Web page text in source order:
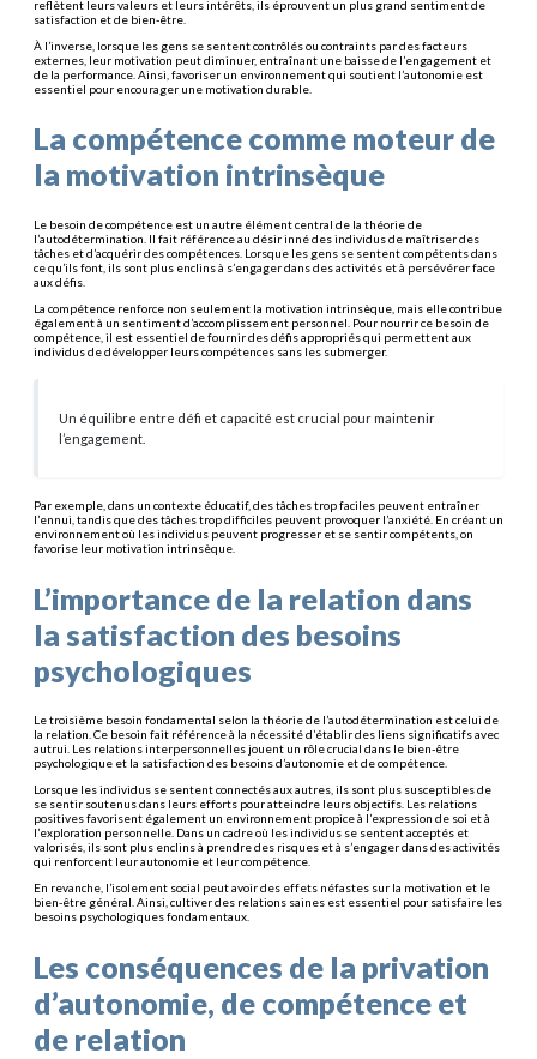
reflètent leurs valeurs et leurs intérêts, ils éprouvent un plus grand sentiment de
satisfaction et de bien-être.
À l’inverse, lorsque les gens se sentent contrôlés ou contraints par des facteurs
externes, leur motivation peut diminuer, entraînant une baisse de l’engagement et
de la performance. Ainsi, favoriser un environnement qui soutient l’autonomie est
essentiel pour encourager une motivation durable.
La compétence comme moteur de
la motivation intrinsèque
Le besoin de compétence est un autre élément central de la théorie de
l’autodétermination. Il fait référence au désir inné des individus de maîtriser des
tâches et d’acquérir des compétences. Lorsque les gens se sentent compétents dans
ce qu’ils font, ils sont plus enclins à s’engager dans des activités et à persévérer face
aux défis.
La compétence renforce non seulement la motivation intrinsèque, mais elle contribue
également à un sentiment d’accomplissement personnel. Pour nourrir ce besoin de
compétence, il est essentiel de fournir des défis appropriés qui permettent aux
individus de développer leurs compétences sans les submerger.
Un équilibre entre défi et capacité est crucial pour maintenir
l’engagement.
Par exemple, dans un contexte éducatif, des tâches trop faciles peuvent entraîner
l’ennui, tandis que des tâches trop difficiles peuvent provoquer l’anxiété. En créant un
environnement où les individus peuvent progresser et se sentir compétents, on
favorise leur motivation intrinsèque.
L’importance de la relation dans
la satisfaction des besoins
psychologiques
Le troisième besoin fondamental selon la théorie de l’autodétermination est celui de
la relation. Ce besoin fait référence à la nécessité d’établir des liens significatifs avec
autrui. Les relations interpersonnelles jouent un rôle crucial dans le bien-être
psychologique et la satisfaction des besoins d’autonomie et de compétence.
Lorsque les individus se sentent connectés aux autres, ils sont plus susceptibles de
se sentir soutenus dans leurs efforts pour atteindre leurs objectifs. Les relations
positives favorisent également un environnement propice à l’expression de soi et à
l’exploration personnelle. Dans un cadre où les individus se sentent acceptés et
valorisés, ils sont plus enclins à prendre des risques et à s’engager dans des activités
qui renforcent leur autonomie et leur compétence.
En revanche, l’isolement social peut avoir des effets néfastes sur la motivation et le
bien-être général. Ainsi, cultiver des relations saines est essentiel pour satisfaire les
besoins psychologiques fondamentaux.
Les conséquences de la privation
d’autonomie, de compétence et
de relation